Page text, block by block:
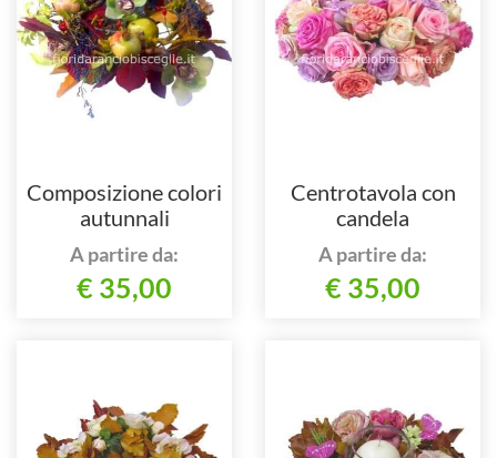
Composizione colori
autunnali
A partire da:
€ 35,00
Centrotavola con
candela
A partire da:
€ 35,00